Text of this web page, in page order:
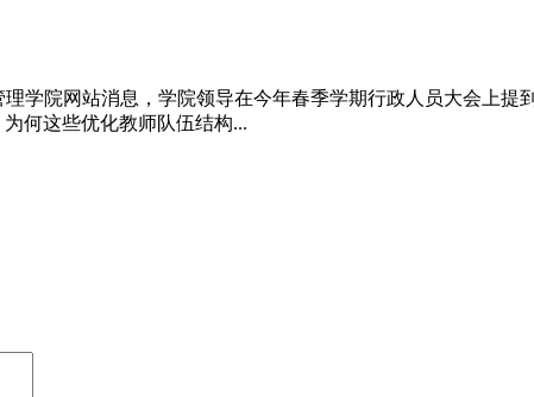
学院网站消息，学院领导在今年春季学期行政人员大会上
何这些优化教师队伍结构...